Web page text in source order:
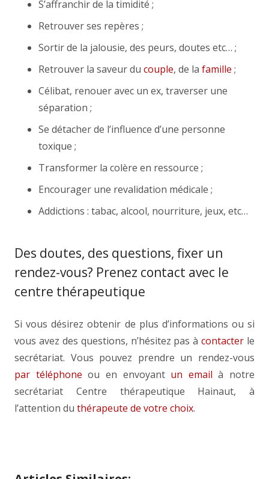
S’affranchir de la timidité ;
Retrouver ses repères ;
Sortir de la jalousie, des peurs, doutes etc… ;
Retrouver la saveur du couple, de la famille ;
Célibat, renouer avec un ex, traverser une
séparation ;
Se détacher de l’influence d’une personne
toxique ;
Transformer la colère en ressource ;
Encourager une revalidation médicale ;
Addictions : tabac, alcool, nourriture, jeux, etc…
Des doutes, des questions, fixer un
rendez-vous? Prenez contact avec le
centre thérapeutique
Si vous désirez obtenir de plus d’informations ou si
vous avez des questions, n’hésitez pas àcontacter le
secrétariat. Vous pouvez prendre un rendez-vous
par téléphone ou en envoyantun email à notre
secrétariat Centre thérapeutique Hainaut, à
l’attention du thérapeute de votre choix.